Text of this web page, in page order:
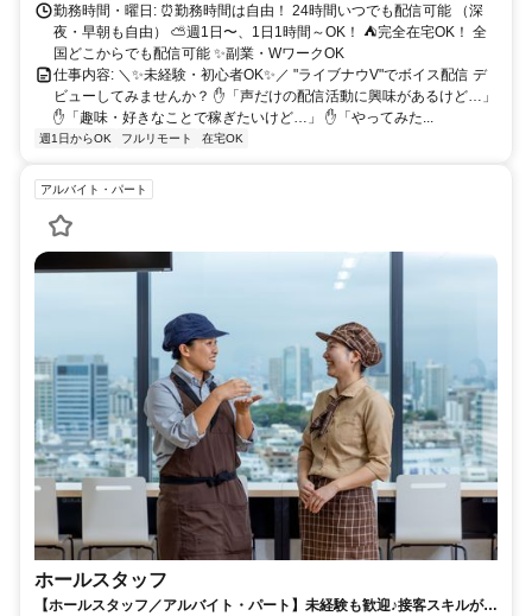
勤務時間・曜日: ⏰勤務時間は自由！ 24時間いつでも配信可能 （深
夜・早朝も自由） ⛅週1日〜、1日1時間～OK！ ⛺完全在宅OK！ 全
国どこからでも配信可能 ✨副業・WワークOK
仕事内容: ＼✨未経験・初心者OK✨／ "ライブナウV"でボイス配信 デ
ビューしてみませんか？ ✋「声だけの配信活動に興味があるけど…」
✋「趣味・好きなことで稼ぎたいけど…」 ✋「やってみた...
週1日からOK フルリモート 在宅OK
アルバイト・パート
ホールスタッフ
【ホールスタッフ／アルバイト・パート】未経験も歓迎♪接客スキルが活